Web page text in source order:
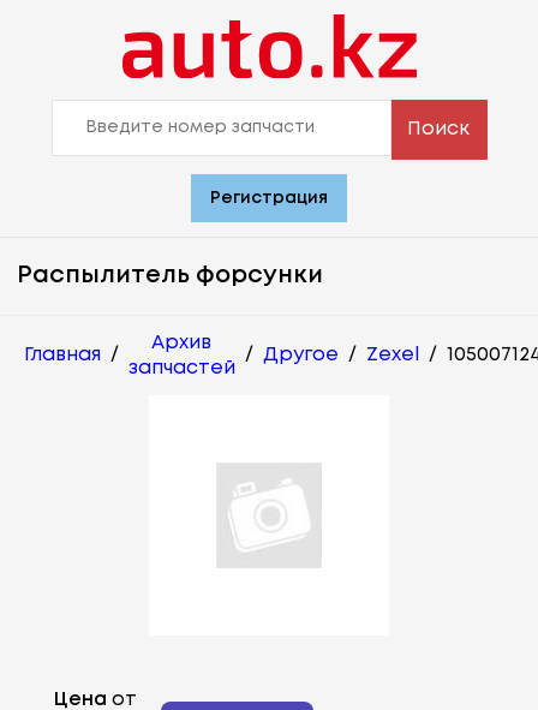
Поиск
Регистрация
Распылитель форсунки
Главная /
Архив
запчастей
/ Другое / Zexel /
Цена от